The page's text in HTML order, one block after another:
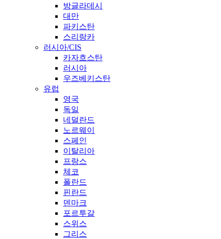
방글라데시
대만
파키스탄
스리랑카
러시아/CIS
카자흐스탄
러시아
우즈베키스탄
유럽
영국
독일
네덜란드
노르웨이
스페인
이탈리아
프랑스
체코
폴란드
핀란드
덴마크
포르투갈
스위스
그리스